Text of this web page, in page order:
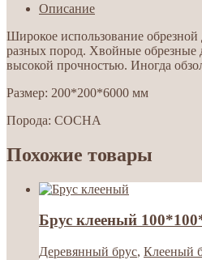
Описание
Широкое использование
разных пород. Хвойные обрезные
высокой прочностью. Иногда
Размер: 200*200*6000 мм
Порода: СОСНА
Похожие товары
Брус клееный
Деревянный брус, Клееный